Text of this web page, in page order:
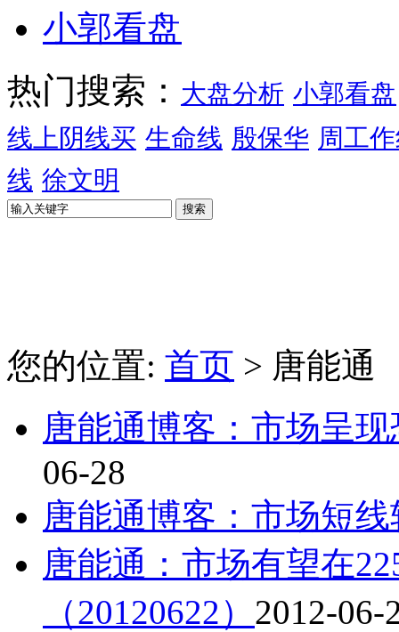
小郭看盘
热门搜索： 大盘分析 小郭看盘
线上阴线买 生命线 殷保华 周工
线 徐文明
您的位置: 首页 > 唐能通
唐能通博客：市场呈
06-28
唐能通博客：市场短
唐能通：市场有望在
（20120622） 2012-06-